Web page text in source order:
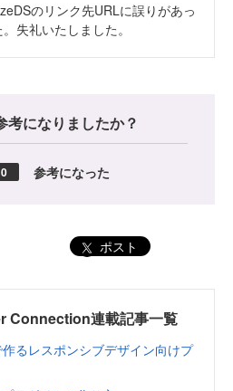
のリンク先URLに誤りがあっ
失礼いたしました。
考になりましたか？
0 参考になった
ポスト
Connection連載記事一覧
るレスポンシブデザイン向けプ